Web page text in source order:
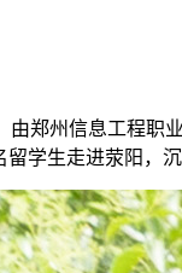
郑州信息工程职
学生走进荥阳，